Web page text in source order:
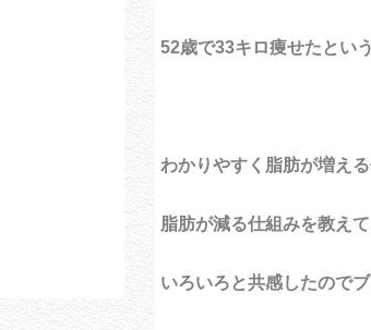
52歳で33キロ痩せたとい
わかりやすく脂肪が増え
脂肪が減る仕組みを教え
いろいろと共感したので